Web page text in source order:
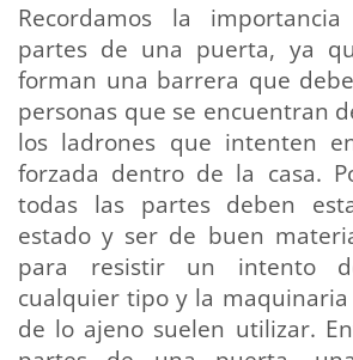
Recordamos la
partes de una puerta, ya
forman una barrera que
personas que se encuentran
los ladrones que intenten
forzada dentro de la casa.
todas las partes deben
estado y ser de buen
para resistir un intento
cualquier tipo y la maquinaria
de lo ajeno suelen utilizar.